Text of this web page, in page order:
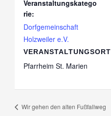
Veranstaltungskatego
rie:
Dorfgemeinschaft
Holzweiler e.V.
VERANSTALTUNGSORT
Pfarrheim St. Marien
Wir gehen den alten Fußfallweg